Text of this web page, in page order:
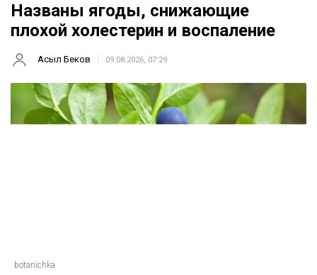
Названы ягоды, снижающие
плохой холестерин и воспаление
Асыл Беков 09.08.2026, 07:29
botanichka